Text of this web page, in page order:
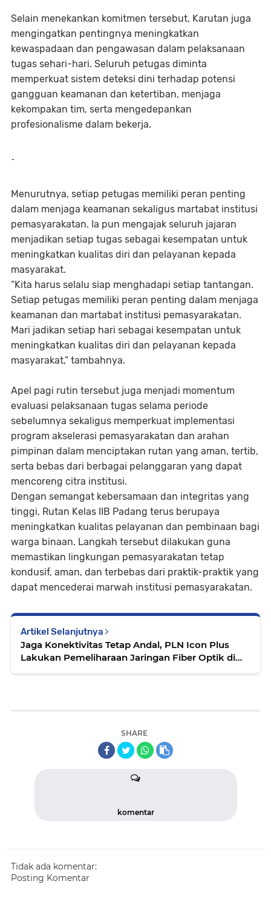
Selain menekankan komitmen tersebut, Karutan juga
mengingatkan pentingnya meningkatkan
kewaspadaan dan pengawasan dalam pelaksanaan
tugas sehari-hari. Seluruh petugas diminta
memperkuat sistem deteksi dini terhadap potensi
gangguan keamanan dan ketertiban, menjaga
kekompakan tim, serta mengedepankan
profesionalisme dalam bekerja.
-
Menurutnya, setiap petugas memiliki peran penting
dalam menjaga keamanan sekaligus martabat institusi
pemasyarakatan. Ia pun mengajak seluruh jajaran
menjadikan setiap tugas sebagai kesempatan untuk
meningkatkan kualitas diri dan pelayanan kepada
masyarakat.
“Kita harus selalu siap menghadapi setiap tantangan.
Setiap petugas memiliki peran penting dalam menjaga
keamanan dan martabat institusi pemasyarakatan.
Mari jadikan setiap hari sebagai kesempatan untuk
meningkatkan kualitas diri dan pelayanan kepada
masyarakat,” tambahnya.
Apel pagi rutin tersebut juga menjadi momentum
evaluasi pelaksanaan tugas selama periode
sebelumnya sekaligus memperkuat implementasi
program akselerasi pemasyarakatan dan arahan
pimpinan dalam menciptakan rutan yang aman, tertib,
serta bebas dari berbagai pelanggaran yang dapat
mencoreng citra institusi.
Dengan semangat kebersamaan dan integritas yang
tinggi, Rutan Kelas IIB Padang terus berupaya
meningkatkan kualitas pelayanan dan pembinaan bagi
warga binaan. Langkah tersebut dilakukan guna
memastikan lingkungan pemasyarakatan tetap
kondusif, aman, dan terbebas dari praktik-praktik yang
dapat mencederai marwah institusi pemasyarakatan.
Artikel Selanjutnya
Jaga Konektivitas Tetap Andal, PLN Icon Plus
Lakukan Pemeliharaan Jaringan Fiber Optik di
SHARE
komentar
Tidak ada komentar:
Posting Komentar